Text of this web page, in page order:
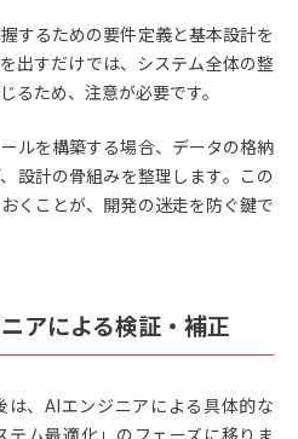
するための要件定義と基本設計を
出すだけでは、システム全体の整
るため、注意が必要です。
ルを構築する場合、データの格納
設計の骨組みを整理します。この
くことが、開発の迷走を防ぐ鍵で
アによる検証・補正
、AIエンジニアによる具体的な
テム最適化」のフェーズに移りま